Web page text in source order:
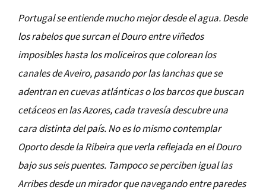
Portugal se entiende mucho mejor desde el agua. Desde
los rabelos que surcan el Douro entre viñedos
imposibles hasta los moliceiros que colorean los
canales de Aveiro, pasando por las lanchas que se
adentran en cuevas atlánticas o los barcos que buscan
cetáceos en las Azores, cada travesía descubre una
cara distinta del país. No es lo mismo contemplar
Oporto desde la Ribeira que verla reflejada en el Douro
bajo sus seis puentes. Tampoco se perciben igual las
Arribes desde un mirador que navegando entre paredes